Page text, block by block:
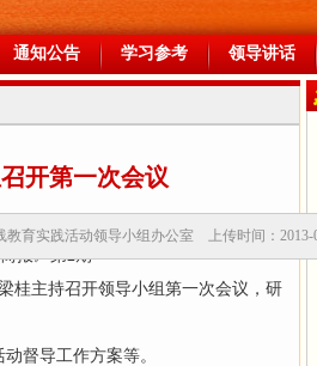
通知公告 学习参考 领导讲话
开第一次会议
教育实践活动领导小组办公室 上传时间：2013-
报》第2期
主持召开领导小组第一次会议，研
督导工作方案等。